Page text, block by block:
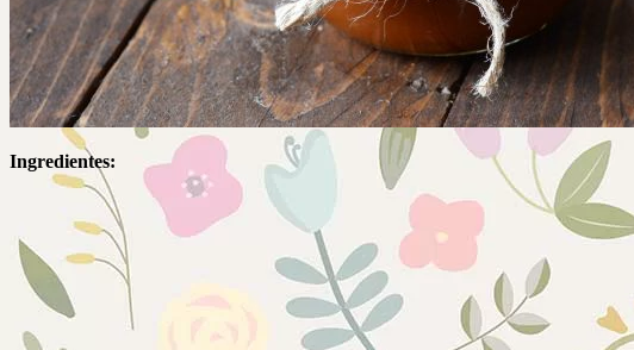
Ingredientes: